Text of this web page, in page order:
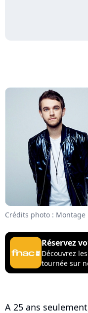
Crédits photo : Montage
Réservez
Découvrez
tournée sur
A 25 ans